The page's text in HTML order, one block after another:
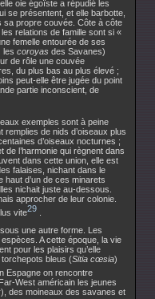
oie égoïste a répudié les
se présentent, et elle barbotte,
sa propre couvée. Côte à côte
relations de famille sont si «
femelle entourée de ses
les coroyas des Savanes)
de rôle une couvée
du plus bas au plus élevé ;
peut-elle être jugée du point
partie inconscient, de
exemples sont à peine
de nids d’oiseaux plus
d’oiseaux nocturnes ;
l’harmonie qui règnent dans
dans cette union, elle est
falaises, nichant dans le
d’un de ces minarets
nichait juste au-dessous.
approcher de leur colonie.
vite29
une autre forme. Les
A cette époque, la vie
pour les plaisirs qu’elle
bleus (Sitia cœsia)
Espagne on rencontre
West américain les jeunes
), des moineaux des savanes et